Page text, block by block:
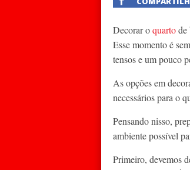
Decorar oquartode
Esse momento é
tensos e um pouco
As opções em
necessários para o
Pensando nisso,
ambiente possível
Primeiro, devemos